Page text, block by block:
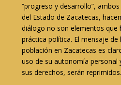
“progreso y desarrollo”,
del Estado de Zacatecas,
diálogo no son elementos que
práctica política. El mensaje de
población en Zacatecas es
uso de su autonomía personal
sus derechos, serán reprimidos.